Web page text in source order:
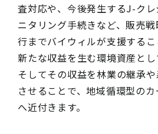
査対応や、今後発生するJ-ク
ニタリング手続きなど、販売
行までバイウィルが支援する
新たな収益を生む環境資産とし
そしてその収益を林業の継承
させることで、地域循環型の
へ近付きます。